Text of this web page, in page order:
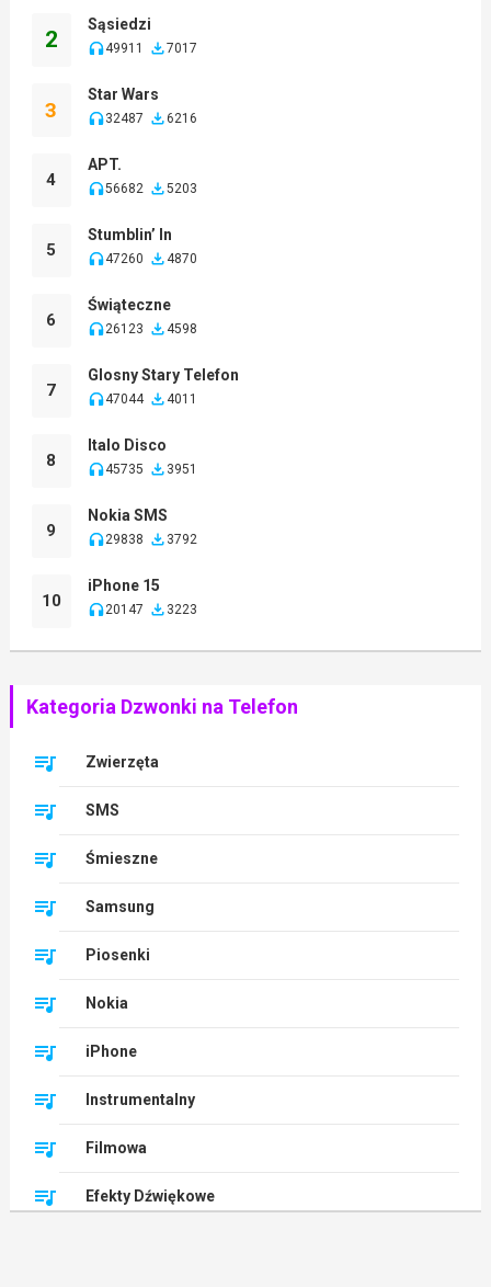
2
Sąsiedzi
49911 7017
3
Star Wars
32487 6216
4
APT.
56682 5203
5
Stumblin’ In
47260 4870
6
Świąteczne
26123 4598
7
Glosny Stary Telefon
47044 4011
8
Italo Disco
45735 3951
9
Nokia SMS
29838 3792
10
iPhone 15
20147 3223
Kategoria Dzwonki na Telefon
Zwierzęta
SMS
Śmieszne
Samsung
Piosenki
Nokia
iPhone
Instrumentalny
Filmowa
Efekty Dźwiękowe